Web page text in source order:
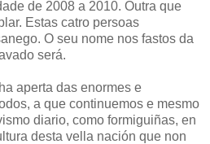
de 2008 a 2010. Outra que
Estas catro persoas
O seu nome nos fastos da
será.
aperta das enormes e
a que continuemos e mesmo
diario, como formiguiñas, en
desta vella nación que non